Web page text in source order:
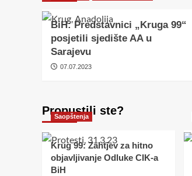
BiH: Predstavnici „Kruga 99“
posjetili sjedište AA u
Sarajevu
07.07.2023
Propustili ste?
Saopštenja
Krug 99: Zahtjev za hitno
objavljivanje Odluke CIK-a
BiH